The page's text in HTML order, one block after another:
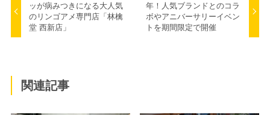
ッが病みつきになる大人気
のリンゴアメ専門店「林檎
堂 西新店」
年！人気ブランドとのコラ
ボやアニバーサリーイベン
トを期間限定で開催
関連記事